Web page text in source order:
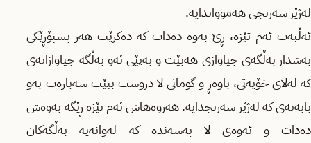
لەژێر سەرنجی هەموواندایە.
ئەڵبەت ئەم تێزە، ڕێ بەوە دەدات کە دەکرێت هەر پسپۆڕێکی
بەشدار بەڵگەی جیاوازی هەبێت و بەپێی ئەو بەڵگە جیاوازانەی
کە لەلای خۆیەتی، باوەڕ و گومانی لا دروست ببێت سەبارەت بەو
بابەتەی کە لەژێر سەرنجدایە. هەروەهاش ئەم تێزە ڕێگە بەوەش
دەدات و ئەوەی لا پەسەندە کە لەوانەیە بەڵگەکان